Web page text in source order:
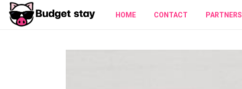
HOME CONTACT PARTNERS